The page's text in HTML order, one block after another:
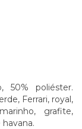
50% poliéster.
Ferrari, royal,
grafite,